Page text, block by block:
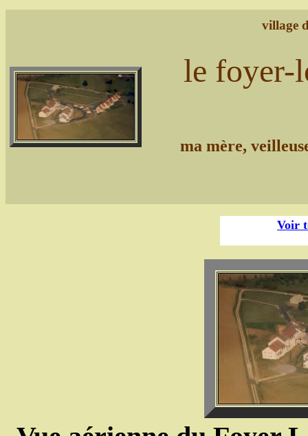
village
le foyer-
ma mère,
Voir